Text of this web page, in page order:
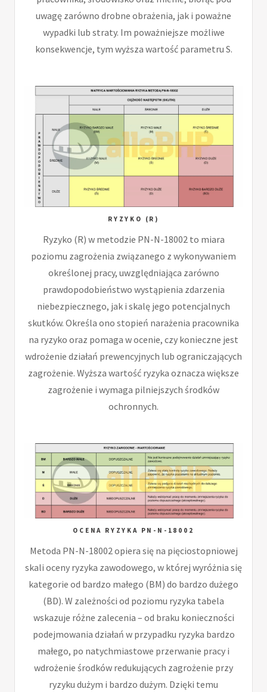
uwagę zarówno drobne obrażenia, jak i poważne
wypadki lub straty. Im poważniejsze możliwe
konsekwencje, tym wyższa wartość parametru S.
RYZYKO (R)
Ryzyko (R) w metodzie PN-N-18002 to miara
poziomu zagrożenia związanego z wykonywaniem
określonej pracy, uwzględniająca zarówno
prawdopodobieństwo wystąpienia zdarzenia
niebezpiecznego, jak i skalę jego potencjalnych
skutków. Określa ono stopień narażenia pracownika
na ryzyko oraz pomaga w ocenie, czy konieczne jest
wdrożenie działań prewencyjnych lub ograniczających
zagrożenie. Wyższa wartość ryzyka oznacza większe
zagrożenie i wymaga pilniejszych środków
ochronnych.
OCENA RYZYKA PN-N-18002
Metoda PN-N-18002 opiera się na pięciostopniowej
skali oceny ryzyka zawodowego, w której wyróżnia się
kategorie od bardzo małego (BM) do bardzo dużego
(BD). W zależności od poziomu ryzyka tabela
wskazuje różne zalecenia – od braku konieczności
podejmowania działań w przypadku ryzyka bardzo
małego, po natychmiastowe przerwanie pracy i
wdrożenie środków redukujących zagrożenie przy
ryzyku dużym i bardzo dużym. Dzięki temu